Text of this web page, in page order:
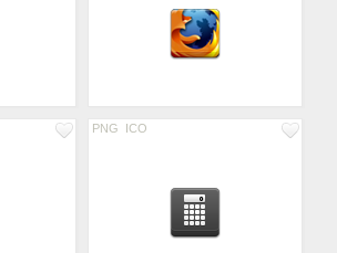
PNG ICO